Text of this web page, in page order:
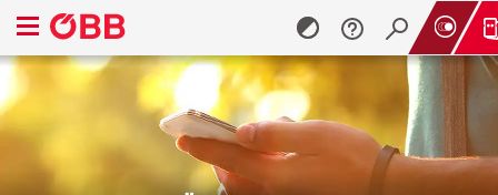
Zum Inhalt springen (Alt + 0)
Zum Menü springen (Alt + 1)
Navigationsmenü öffnen